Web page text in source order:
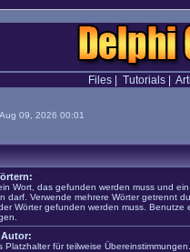
Files| Tutorials|
09, 2026 00:01
Wort, das gefunden werden muss und ein
darf. Verwende mehrere Wörter getrennt
Wörter gefunden werden muss. Benutze
Platzhalter für teilweise Übereinstimmungen.